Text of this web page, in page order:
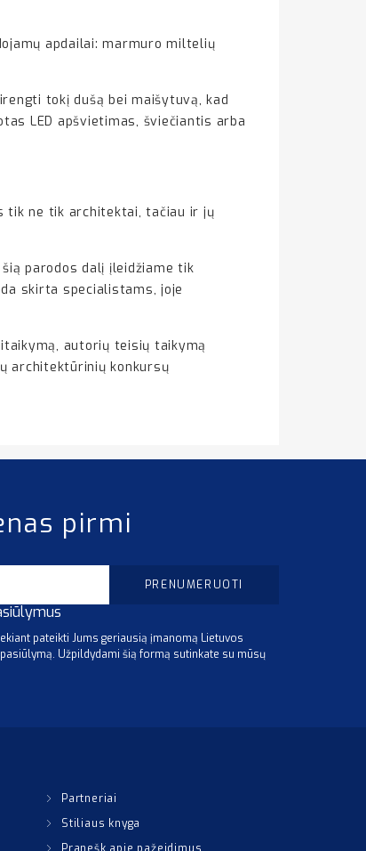
apdailai: marmuro miltelių
tokį dušą bei maišytuvą, kad
LED apšvietimas, šviečiantis arba
tik ne tik architektai, tačiau ir jų
parodos dalį įleidžiame tik
skirta specialistams, joje
autorių teisių taikymą
architektūrinių konkursų
pirmi
pateikti Jums geriausią įmanomą Lietuvos
Užpildydami šią formą sutinkate su mūsų
Partneriai
Stiliaus knyga